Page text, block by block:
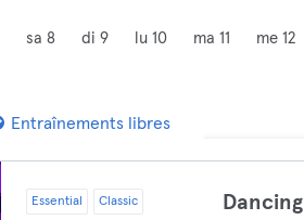
sa 8 di 9 lu 10 ma 11 me 12
Entraînements libres
Essential Classic Dancing